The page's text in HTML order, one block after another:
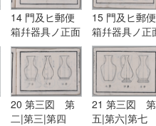
14 門及ヒ郵便
箱幷器具ノ正面
或ハ側面ノ単図
15 門及ヒ郵便
箱幷器具ノ正
或ハ側面ノ単
20 第三図 第
二|第三|第四
21 第三図 第
五|第六|第七